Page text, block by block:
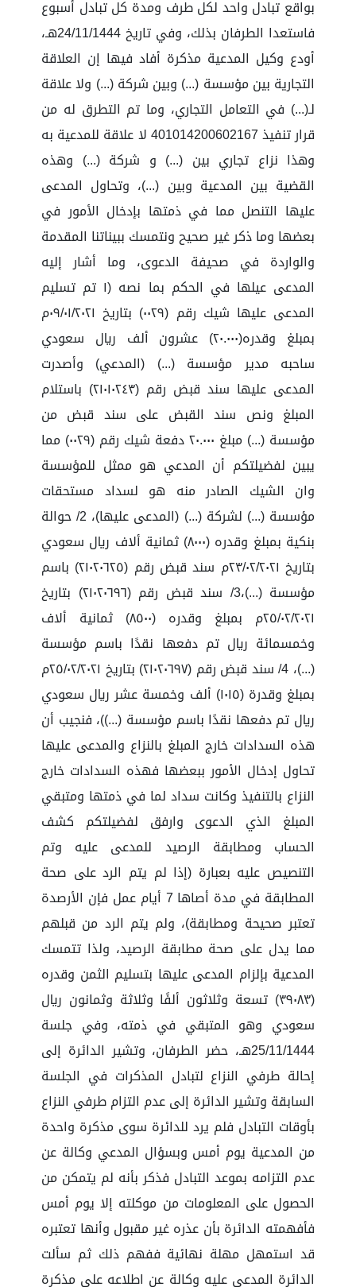
بواقع تبادل واحد لكل طرف ومدة كل تبادل أسبوع
فاستعدا الطرفان بذلك، وفي تاريخ 24/11/1444هـ،
أودع وكيل المدعية مذكرة أفاد فيها إن العلاقة
التجارية بين مؤسسة (...) وبين شركة (...) ولا علاقة
لـ(...) في التعامل التجاري، وما تم التطرق له من
قرار تنفيذ 401014200602167 لا علاقة للمدعية به
وهذا نزاع تجاري بين (...) و شركة (...) وهذه
القضية بين المدعية وبين (...)، وتحاول المدعى
عليها التنصل مما في ذمتها بإدخال الأمور في
بعضها وما ذكر غير صحيح ونتمسك ببيناتنا المقدمة
والواردة في صحيفة الدعوى، وما أشار إليه
المدعى عيلها في الحكم بما نصه (١ تم تسليم
المدعى عليها شيك رقم (٠٠٢٩) بتاريخ ٠٩/٠١/٢٠٢١م
بمبلغ وقدره(٢٠.٠٠٠) عشرون ألف ريال سعودي
ساحبه مدير مؤسسة (...) (المدعي) وأصدرت
المدعى عليها سند قبض رقم (٢١٠١٠٢٤٣) باستلام
المبلغ ونص سند القبض على سند قبض من
مؤسسة (...) مبلغ ٢٠.٠٠٠ دفعة شيك رقم (٠٠٢٩) مما
يبين لفضيلتكم أن المدعي هو ممثل للمؤسسة
وان الشيك الصادر منه هو لسداد مستحقات
مؤسسة (...) لشركة (...) (المدعى عليها)، 2/ حوالة
بنكية بمبلغ وقدره (٨٠٠٠) ثمانية ألاف ريال سعودي
بتاريخ ٢٣/٠٢/٢٠٢١م سند قبض رقم (٢١٠٢٠٦٢٥) باسم
مؤسسة (...)،3/ سند قبض رقم (٢١٠٢٠٦٩٦) بتاريخ
٢٥/٠٢/٢٠٢١م بمبلغ وقدره (٨٥٠٠) ثمانية ألاف
وخمسمائة ريال تم دفعها نقدًا باسم مؤسسة
(...)، 4/ سند قبض رقم (٢١٠٢٠٦٩٧) بتاريخ ٢٥/٠٢/٢٠٢١م
بمبلغ وقدرة (١٠١٥) ألف وخمسة عشر ريال سعودي
ريال تم دفعها نقدًا باسم مؤسسة (...))، فنجيب أن
هذه السدادات خارج المبلغ بالنزاع والمدعى عليها
تحاول إدخال الأمور ببعضها فهذه السدادات خارج
النزاع بالتنفيذ وكانت سداد لما في ذمتها ومتبقي
المبلغ الذي الدعوى وارفق لفضيلتكم كشف
الحساب ومطابقة الرصيد للمدعى عليه وتم
التنصيص عليه بعبارة (إذا لم يتم الرد على صحة
المطابقة في مدة أصاها 7 أيام عمل فإن الأرصدة
تعتبر صحيحة ومطابقة)، ولم يتم الرد من قبلهم
مما يدل على صحة مطابقة الرصيد، ولذا تتمسك
المدعية بإلزام المدعى عليها بتسليم الثمن وقدره
(٣٩٠٨٣) تسعة وثلاثون ألفًا وثلاثة وثمانون ريال
سعودي وهو المتبقي في ذمته، وفي جلسة
25/11/1444هـ، حضر الطرفان، وتشير الدائرة إلى
إحالة طرفي النزاع لتبادل المذكرات في الجلسة
السابقة وتشير الدائرة إلى عدم التزام طرفي النزاع
بأوقات التبادل فلم يرد للدائرة سوى مذكرة واحدة
من المدعية يوم أمس وبسؤال المدعي وكالة عن
عدم التزامه بموعد التبادل فذكر بأنه لم يتمكن من
الحصول على المعلومات من موكلته إلا يوم أمس
فأفهمته الدائرة بأن عذره غير مقبول وأنها تعتبره
قد استمهل مهلة نهائية ففهم ذلك ثم سألت
الدائرة المدعى عليه وكالة عن اطلاعه على مذكرة